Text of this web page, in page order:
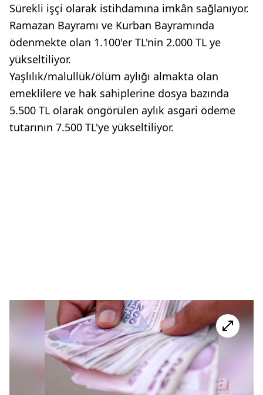
Sürekli işçi olarak istihdamına imkân sağlanıyor.
Ramazan Bayramı ve Kurban Bayramında
ödenmekte olan 1.100'er TL'nin 2.000 TL ye
yükseltiliyor.
Yaşlılık/malullük/ölüm aylığı almakta olan
emeklilere ve hak sahiplerine dosya bazında
5.500 TL olarak öngörülen aylık asgari ödeme
tutarının 7.500 TL'ye yükseltiliyor.